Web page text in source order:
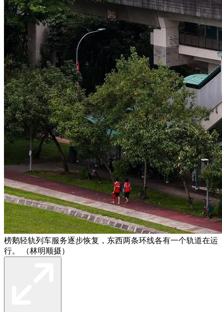
榜鹅轻轨列车服务逐步恢复，东西两条环线各有一个轨道在运
行。 （林明顺摄）